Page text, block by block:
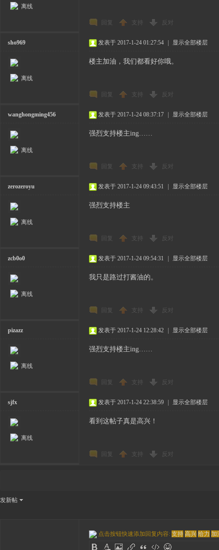
离线
回复 支持 反对
sho969
离线
发表于 2017-1-24 01:27:54 显示全部楼层
楼主加油，我们都看好你哦。
回复 支持 反对
wanghongming456
离线
发表于 2017-1-24 08:37:17 显示全部楼层
强烈支持楼主ing……
回复 支持 反对
zerozeroyu
离线
发表于 2017-1-24 09:43:51 显示全部楼层
强烈支持楼主
回复 支持 反对
zcb0o0
离线
发表于 2017-1-24 09:54:31 显示全部楼层
我只是路过打酱油的。
回复 支持 反对
pizazz
离线
发表于 2017-1-24 12:28:42 显示全部楼层
强烈支持楼主ing……
回复 支持 反对
sjfx
离线
发表于 2017-1-24 22:38:59 显示全部楼层
看到这帖子真是高兴！
回复 支持 反对
发新帖
点击按钮快速添加回复内容: 支持 高兴 给力 加